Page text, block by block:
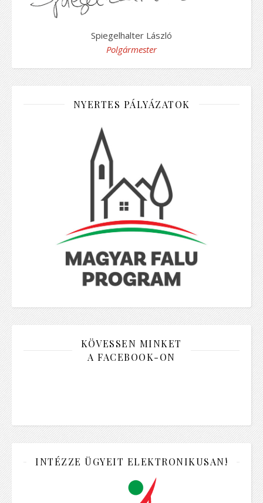
Spiegelhalter László
Polgármester
NYERTES PÁLYÁZATOK
KÖVESSEN MINKET
A FACEBOOK-ON
INTÉZZE ÜGYEIT ELEKTRONIKUSAN!